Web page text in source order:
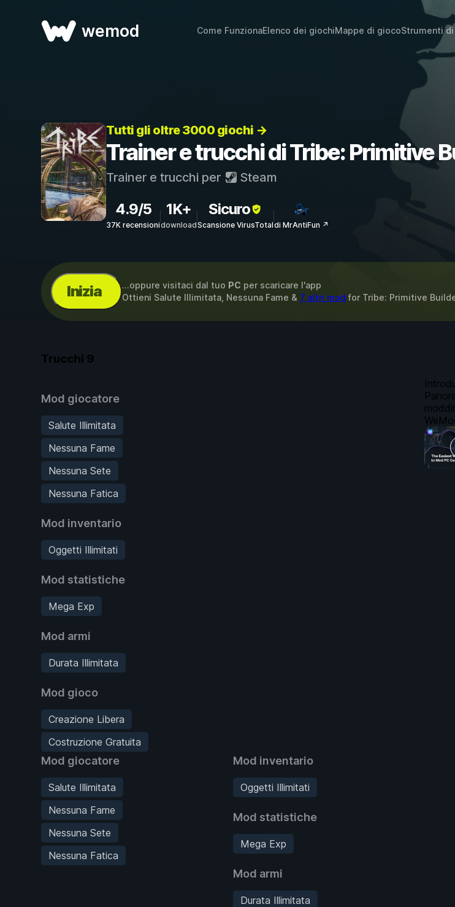
wemod Come FunzionaElenco dei giochiMappe di giocoStrumenti
Tutti gli oltre 3000 giochi →
Trainer e trucchi di Tribe: Primitive
Trainer e trucchi per Steam
4.9/5
37K recensioni
1K+
download
Sicuro
Scansione VirusTotaldi MrAntiFun ↗
Inizia ...oppure visitaci dal tuo PC per scaricare l'app
Ottieni Salute Illimitata, Nessuna Fame & 7 altri mod for Tribe: Primitive
Trucchi 9
Mod giocatore
Salute Illimitata
Nessuna Fame
Nessuna Sete
Nessuna Fatica
Mod inventario
Oggetti Illimitati
Mod statistiche
Mega Exp
Mod armi
Durata Illimitata
Mod gioco
Creazione Libera
Costruzione Gratuita
Mod giocatore
Salute Illimitata
Nessuna Fame
Nessuna Sete
Nessuna Fatica
Mod inventario
Oggetti Illimitati
Mod statistiche
Mega Exp
Mod armi
Durata Illimitata